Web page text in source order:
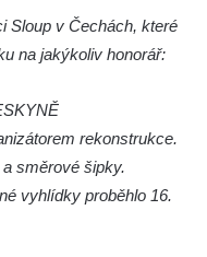
Římově
Sloup v Čechách, které
na jakýkoliv honorář:
rekonstrukce.
směrové šipky.
vyhlídky proběhlo 16.